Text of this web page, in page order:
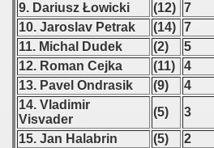
9. Dariusz Łowicki
(12) 7
10. Jaroslav Petrak
(14) 7
11. Michal Dudek
(2) 5
12. Roman Cejka
(11) 4
13. Pavel Ondrasik
(9) 4
14. Vladimir
Visvader
(5) 3
15. Jan Halabrin
(5) 2
- 2009
Qualification) - 2009
- 2009
- 2009